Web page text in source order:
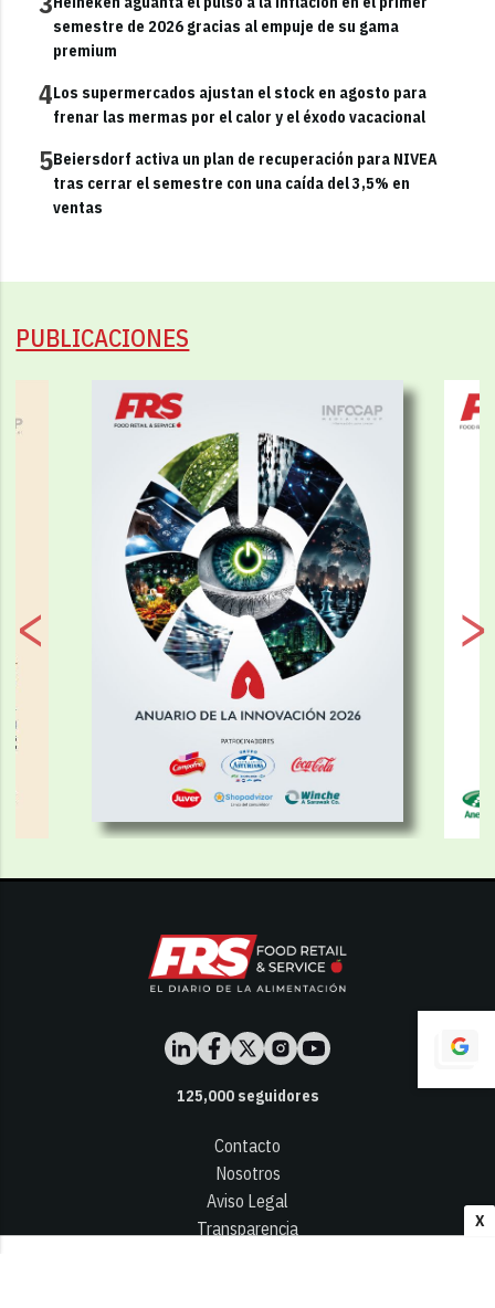
X
semestre de 2026 gracias al empuje de su gama
premium
4Los supermercados ajustan el stock en agosto para
frenar las mermas por el calor y el éxodo vacacional
5Beiersdorf activa un plan de recuperación para NIVEA
tras cerrar el semestre con una caída del 3,5% en
ventas
PUBLICACIONES
125,000seguidores
Contacto
Nosotros
Aviso Legal
Transparencia